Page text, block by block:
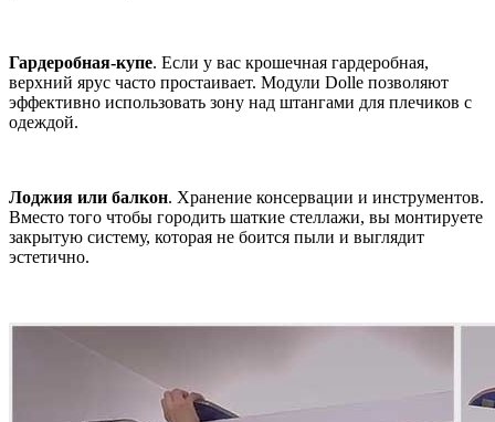
Гардеробная-купе. Если у вас крошечная гардеробная,
верхний ярус часто простаивает. Модули Dolle позволяют
эффективно использовать зону над штангами для плечиков с
одеждой.
Лоджия или балкон. Хранение консервации и инструментов.
Вместо того чтобы городить шаткие стеллажи, вы монтируете
закрытую систему, которая не боится пыли и выглядит
эстетично.